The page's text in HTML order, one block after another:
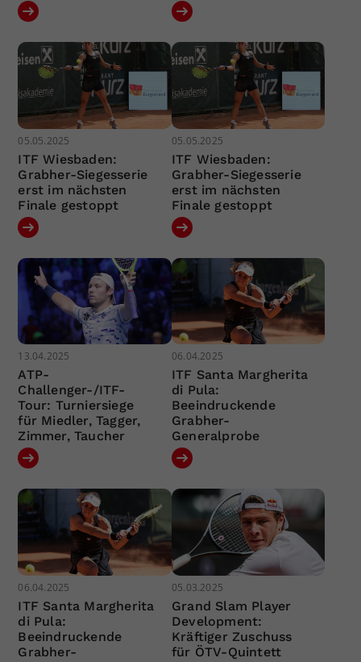
05.05.2025
ITF Wiesbaden:
Grabher-Siegesserie
erst im nächsten
Finale gestoppt
05.05.2025
ITF Wiesbaden:
Grabher-Siegesserie
erst im nächsten
Finale gestoppt
13.04.2025
ATP-
Challenger-/ITF-
Tour: Turniersiege
für Miedler, Tagger,
Zimmer, Taucher
06.04.2025
ITF Santa Margherita
di Pula:
Beeindruckende
Grabher-
Generalprobe
06.04.2025
ITF Santa Margherita
di Pula:
Beeindruckende
Grabher-
05.03.2025
Grand Slam Player
Development:
Kräftiger Zuschuss
für ÖTV-Quintett